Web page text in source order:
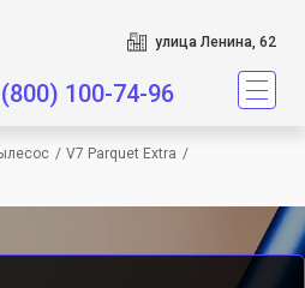
улица Ленина, 62
100-74-96
/ V7 Parquet Extra /